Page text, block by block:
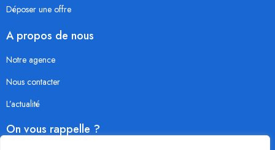
Déposer une offre
A propos de nous
Notre agence
Nous contacter
L’actualité
On vous rappelle ?